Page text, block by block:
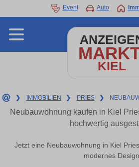
Event Auto
KIEL
❯ IMMOBILIEN ❯ PRIES ❯
Neubauwohnung kaufen in Kiel
hochwertig
Jetzt eine Neubauwohnung in Kiel
modernes Design